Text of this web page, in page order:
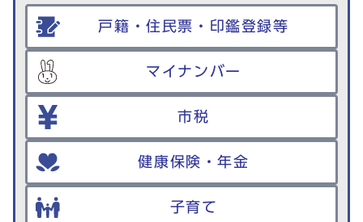
戸籍・住民票・印鑑登録等
マイナンバー
市税
健康保険・年金
子育て